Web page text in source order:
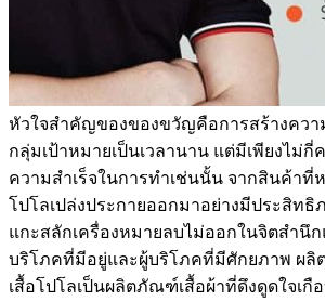
หัวใจสำคัญของของขวัญคือการสร้างควา
กลุ่มเป้าหมายเป็นเวลานาน แต่มีเพียงไม่
ความสำเร็จในการทำเช่นนั้น จากสินค้าที่
โปโลเปล่งประกายออกมาอย่างมีประสิทธิ
แกะสลักเครื่องหมายลบไม่ออกในจิตสำนึ
บริโภคที่มีอยู่และผู้บริโภคที่มีศักยภาพ ผลิต
เสื้อโปโลเป็นผลิตภัณฑ์เสื้อผ้าที่ดึงดูดใจเกื